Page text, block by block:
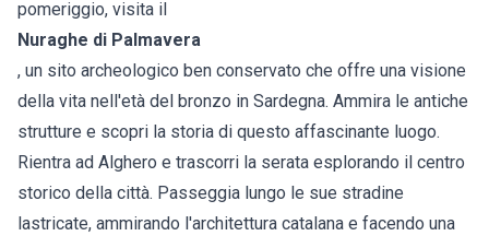
pomeriggio, visita il
Nuraghe di Palmavera
, un sito archeologico ben conservato che offre una visione
della vita nell'età del bronzo in Sardegna. Ammira le antiche
strutture e scopri la storia di questo affascinante luogo.
Rientra ad Alghero e trascorri la serata esplorando il centro
storico della città. Passeggia lungo le sue stradine
lastricate, ammirando l'architettura catalana e facendo una